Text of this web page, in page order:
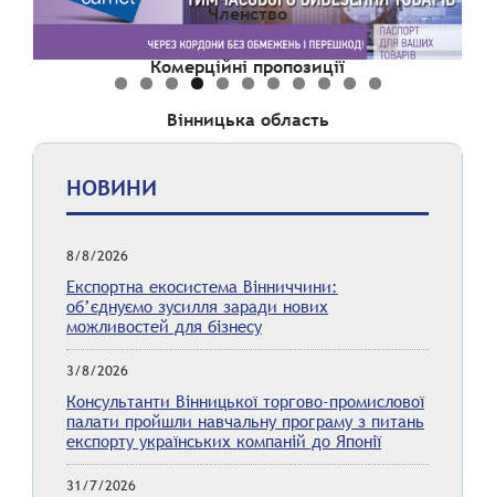
Членство
Комерційні пропозиції
Вінницька область
НОВИНИ
8/8/2026
Експортна екосистема Вінниччини:
об’єднуємо зусилля заради нових
можливостей для бізнесу
3/8/2026
Консультанти Вінницької торгово-промислової
палати пройшли навчальну програму з питань
експорту українських компаній до Японії
31/7/2026